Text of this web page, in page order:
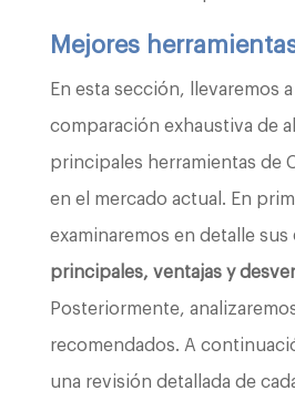
Mejores
En esta sección, llevaremos
comparación exhaustiva de
principales herramientas de
en el mercado actual. En
examinaremos en detalle sus
principales, ventajas y
Posteriormente,
recomendados. A
una revisión detallada de